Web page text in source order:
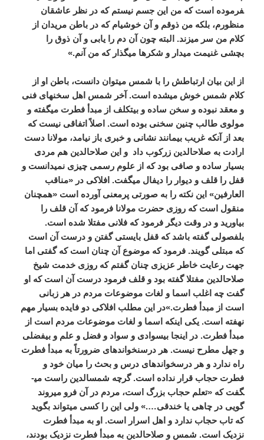
فرموده است که من این جسم نیستم که در نظر عاشقان
منظورم، بلکه من ذوقم و آن خوشی­ام که در باطن مریدان از
کلام من سر می­زند. البته چون آن دم را یابی و آن ذوق را
بچشی غنیمت می­دار و شکرها می­گذار که من آنم.»
از این بیان ارتباطش را با شمس می­توان دانست، باطن او از
کلام شمس خوش می­شده است. آخر شمس اهل سخن­های فنی
و معقد نبوده و سخن ساده و بی­تکلف از مبدأ فطرت می­گفته و
مولوی طالب چنین سخنی بوده است. اصلاً اتفاقی نیست که
بعد از آنکه غریب بی­مانند نشانی و خبری باز نیامد، مولانا دست
ارادت به صلاح­الدین زرکوب داد و این صلاح­الدین هم مردی
بسیار ساده و صافی بود که از علوم رسمی چیزی نمی­دانست و
قفل را قلف و دیوار را دیفال می­گفت. افلاکی در «مناقب
العارفین» این نکته را به صورتی پرمعنی آورده است «همچنان
منقول است که روزی حضرت مولانا فرمود که آن قلف را
بیاورید و در وقت دیگر فرمود که فلانی مفتلا شده است.
بلفصولی گفته باشد که قفل بایستی گفتن و درست آن است
که مبتلی گویند. فرمود که موضوع آن چنان است که گفتی اما
جهت رعایت خاطر عزیزی چنان گفتم که روزی خدمت شیخ
صلاح­الدین مفتلا گفته بود و قلف فرمود درست آن است که او
گفت چه اغلب اسما و لغات موضوعات مردم در هر زبانی
است از مبدأ فطرت.»در این مطلب افلاکی دو فایده بسیار مهم
نهفته است. یکی اینکه اسما و لغات موضوعات مردم است از
مبدأ فطرت. در اینجا بی­سوادی و سواد و فضل و علم و بی­فضلی
و جهل مطرح نیست. هر درس­نخوانده­ای ضرورتاً به مبدأ فطرت
راه ندارد و هر درس­خوانده­ای درس و بحث را میان خود و
فطرت حجاب قرار نداده است. گرچه شمس­الدین راست می­
گفت که «تعلم حجاب بزرگ است، مردم در آن فرو می­روند
گویی در چاهی یا خندقی….» ولی این را کسی می­تواند بگوید
که تاب حجاب ندارد و اهل اسرار است. او به مبدأ فطرت
نزدیک است. شمس و صلاح­الدین به مبدأ فطرت نزدیک بودند،